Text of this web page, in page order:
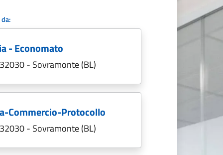
- Economato
- Sovramonte (BL)
Commercio-Protocollo
- Sovramonte (BL)